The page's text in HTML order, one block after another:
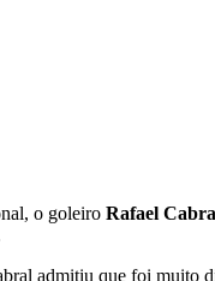
o goleiro Rafael
admitiu que foi